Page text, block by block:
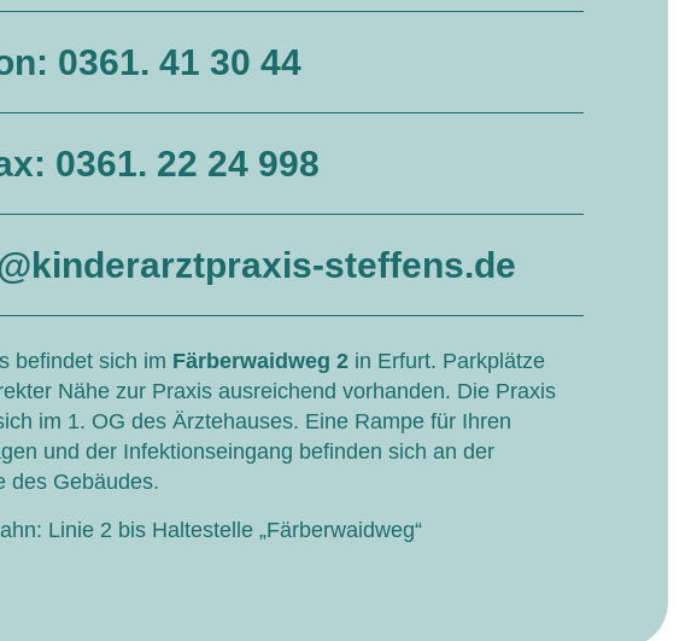
0361. 41 30 44
0361. 22 24 998
steffens.de
befindet sich im Färberwaidweg 2 in Erfurt. Parkplätze
Nähe zur Praxis ausreichend vorhanden. Die Praxis
im 1. OG des Ärztehauses. Eine Rampe für Ihren
und der Infektionseingang befinden sich an der
des Gebäudes.
Linie 2 bis Haltestelle „Färberwaidweg“